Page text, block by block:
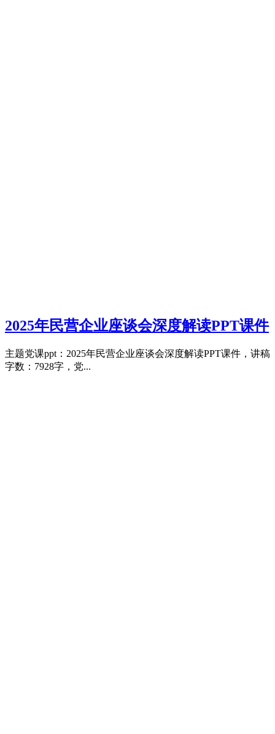
2025年民营企业座谈会深度解读PPT课件
主题党课ppt：2025年民营企业座谈会深度解读PPT课件，讲稿
字数：7928字，党...